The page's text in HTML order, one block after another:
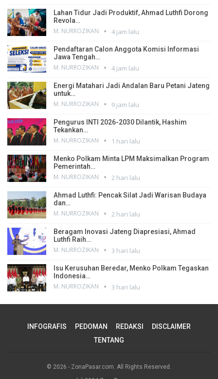
Lahan Tidur Jadi Produktif, Ahmad Luthfi Dorong
Revola…
M. NURROZIKAN 4 jam lalu
Pendaftaran Calon Anggota Komisi Informasi
Jawa Tengah…
M. NURROZIKAN 4 jam lalu
Energi Matahari Jadi Andalan Baru Petani Jateng
untuk…
M. NURROZIKAN 9 jam lalu
Pengurus INTI 2026-2030 Dilantik, Hashim
Tekankan…
M. NURROZIKAN 1 hari lalu
Menko Polkam Minta LPM Maksimalkan Program
Pemerintah…
M. NURROZIKAN 2 hari lalu
Ahmad Luthfi: Pencak Silat Jadi Warisan Budaya
dan…
M. NURROZIKAN 2 hari lalu
Beragam Inovasi Jateng Diapresiasi, Ahmad
Luthfi Raih…
M. NURROZIKAN 3 hari lalu
Isu Kerusuhan Beredar, Menko Polkam Tegaskan
Indonesia…
M. NURROZIKAN 3 hari lalu
INFOGRAFIS PEDOMAN REDAKSI
DISCLAIMER
TENTANG
© 2026 - ZonaPasar.com. All Rights Reserved.